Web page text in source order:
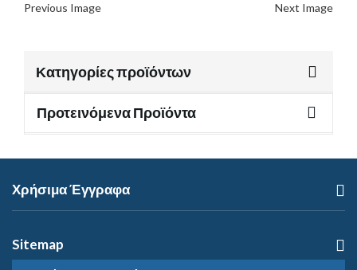
Previous Image Next Image
Κατηγορίες προϊόντων
Προτεινόμενα Προϊόντα
Χρήσιμα Έγγραφα
Sitemap